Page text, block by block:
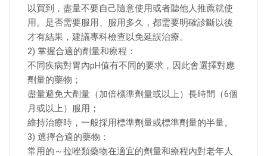
以買到，盡量不要自己隨意使用或者聽他人推薦就使
用。是否需要服用、服用多久，都需要明確診斷以後
才有結果，建議專科檢查以免延誤治療。
2) 掌握合適的劑量和療程：
不同疾病對胃內pH值有不同的要求，因此會選擇對應
劑量的藥物；
盡量避免大劑量（加倍標準劑量或以上）長時間（6個
月或以上）服用；
維持治療時，一般採用標準劑量或標準劑量的半量。
3) 選擇合適的藥物：
常用的～拉唑類藥物在適宜的劑量和療程內對老年人